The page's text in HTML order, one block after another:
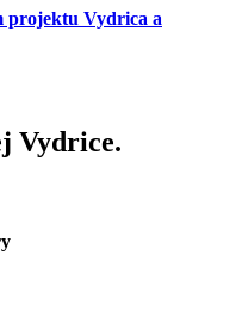
projektu Vydrica a
Vydrice.